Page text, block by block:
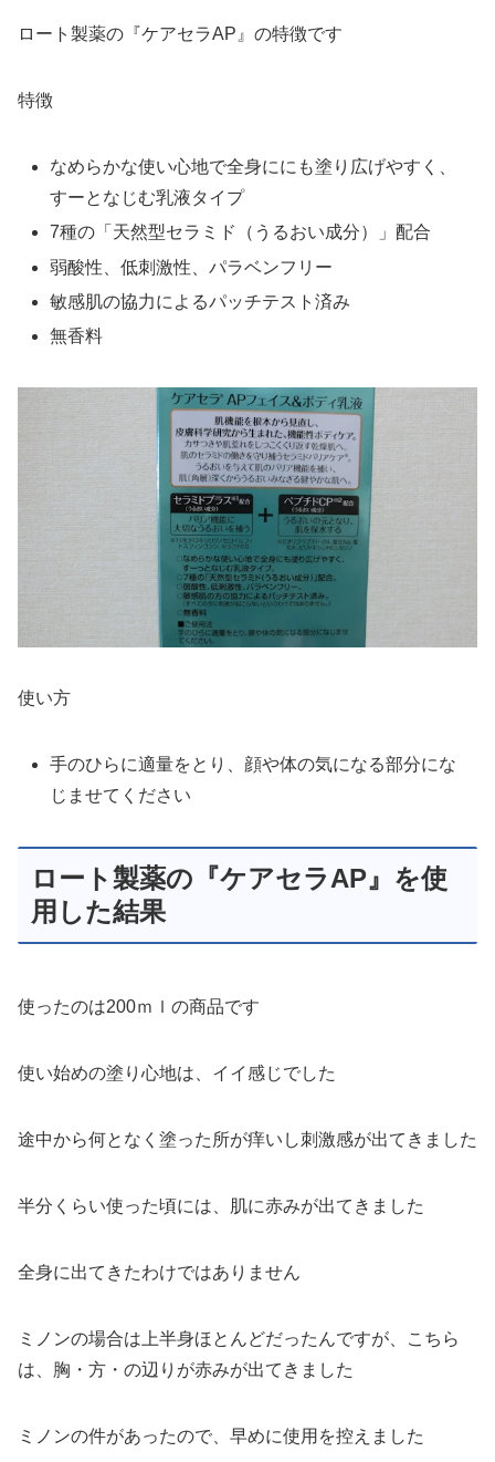
ロート製薬の『ケアセラAP』の特徴です
特徴
なめらかな使い心地で全身ににも塗り広げやすく、
すーとなじむ乳液タイプ
7種の「天然型セラミド（うるおい成分）」配合
弱酸性、低刺激性、パラベンフリー
敏感肌の協力によるパッチテスト済み
無香料
使い方
手のひらに適量をとり、顔や体の気になる部分にな
じませてください
ロート製薬の『ケアセラAP』を使
用した結果
使ったのは200ｍｌの商品です
使い始めの塗り心地は、イイ感じでした
途中から何となく塗った所が痒いし刺激感が出てきました
半分くらい使った頃には、肌に赤みが出てきました
全身に出てきたわけではありません
ミノンの場合は上半身ほとんどだったんですが、こちら
は、胸・方・の辺りが赤みが出てきました
ミノンの件があったので、早めに使用を控えました